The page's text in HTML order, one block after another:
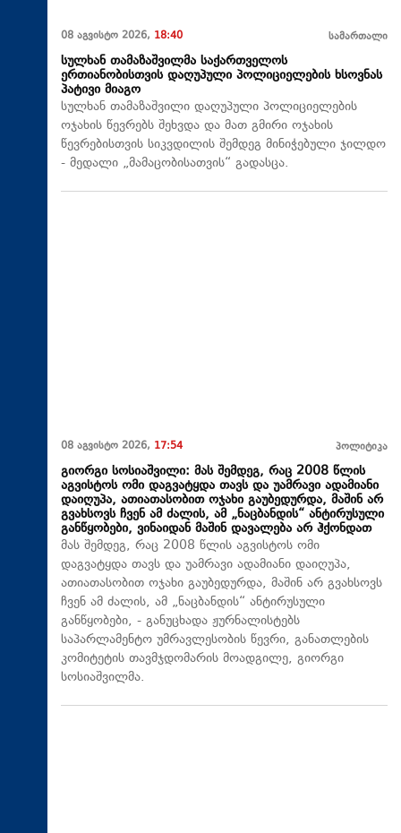
08 აგვისტო 2026, 18:40 სამართალი
სულხან თამაზაშვილმა საქართველოს
ერთიანობისთვის დაღუპული პოლიციელების ხსოვნას
პატივი მიაგო
სულხან თამაზაშვილი დაღუპული პოლიციელების
ოჯახის წევრებს შეხვდა და მათ გმირი ოჯახის
წევრებისთვის სიკვდილის შემდეგ მინიჭებული ჯილდო
- მედალი „მამაცობისათვის“ გადასცა.
08 აგვისტო 2026, 17:54 პოლიტიკა
გიორგი სოსიაშვილი: მას შემდეგ, რაც 2008 წლის
აგვისტოს ომი დაგვატყდა თავს და უამრავი ადამიანი
დაიღუპა, ათიათასობით ოჯახი გაუბედურდა, მაშინ არ
გვახსოვს ჩვენ ამ ძალის, ამ „ნაცბანდის“ ანტირუსული
განწყობები, ვინაიდან მაშინ დავალება არ ჰქონდათ
მას შემდეგ, რაც 2008 წლის აგვისტოს ომი
დაგვატყდა თავს და უამრავი ადამიანი დაიღუპა,
ათიათასობით ოჯახი გაუბედურდა, მაშინ არ გვახსოვს
ჩვენ ამ ძალის, ამ „ნაცბანდის“ ანტირუსული
განწყობები, - განუცხადა ჟურნალისტებს
საპარლამენტო უმრავლესობის წევრი, განათლების
კომიტეტის თავმჯდომარის მოადგილე, გიორგი
სოსიაშვილმა.